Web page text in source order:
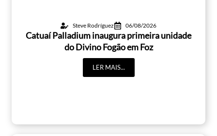
Steve Rodríguez 06/08/2026
Catuaí Palladium inaugura primeira unidade
do Divino Fogão em Foz
LER MAIS...